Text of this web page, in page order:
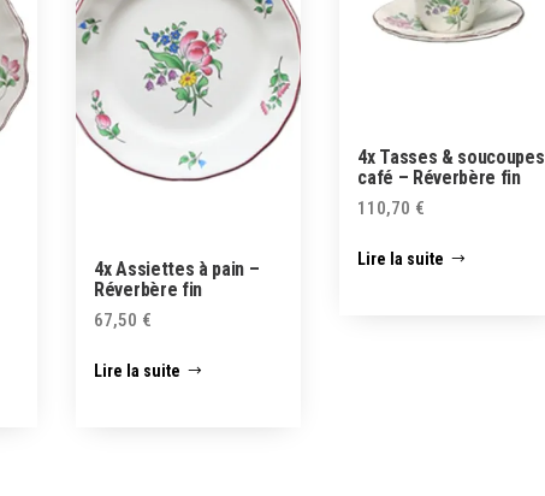
4x Assiettes à pain –
Réverbère fin
67,50 €
Lire la suite
4x Tasses & soucoupes
café – Réverbère fin
110,70 €
Lire la suite